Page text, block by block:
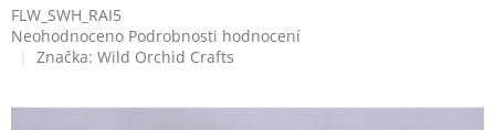
FLW_SWH_RAI5
Průměrné
hodnocení
Neohodnoceno Podrobnosti hodnocení
Značka: Wild Orchid Crafts